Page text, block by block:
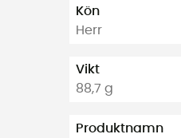
Kön
Herr
Vikt
88,7 g
Produktnamn